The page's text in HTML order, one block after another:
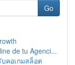
Go
de tu Agenci...
คอเกมสล็อต